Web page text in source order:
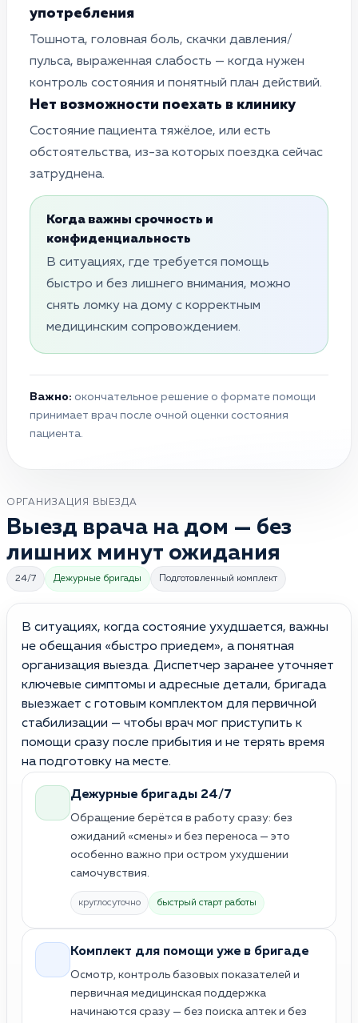
употребления
Тошнота, головная боль, скачки давления/
пульса, выраженная слабость — когда нужен
контроль состояния и понятный план действий.
Нет возможности поехать в клинику
Cостояние пациента тяжёлое, или есть
обстоятельства, из-за которых поездка сейчас
затруднена.
Когда важны срочность и
конфиденциальность
В ситуациях, где требуется помощь
быстро и без лишнего внимания, можно
снять ломку на дому с корректным
медицинским сопровождением.
Важно: окончательное решение о формате помощи
принимает врач после очной оценки состояния
пациента.
ОРГАНИЗАЦИЯ ВЫЕЗДА
Выезд врача на дом — без
лишних минут ожидания
24/7 Дежурные бригады Подготовленный комплект
В ситуациях, когда состояние ухудшается, важны
не обещания «быстро приедем», а понятная
организация выезда. Диспетчер заранее уточняет
ключевые симптомы и адресные детали, бригада
выезжает с готовым комплектом для первичной
стабилизации — чтобы врач мог приступить к
помощи сразу после прибытия и не терять время
на подготовку на месте.
Дежурные бригады 24/7
Обращение берётся в работу сразу: без
ожиданий «смены» и без переноса — это
особенно важно при остром ухудшении
самочувствия.
круглосуточно быстрый старт работы
Комплект для помощи уже в бригаде
Осмотр, контроль базовых показателей и
первичная медицинская поддержка
начинаются сразу — без поиска аптек и без